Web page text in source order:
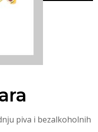
piva i bezalkoholnih